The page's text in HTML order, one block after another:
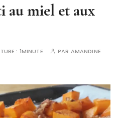
miel et aux
: 1MINUTE PAR AMANDINE